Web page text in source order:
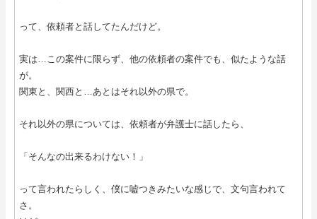
って、依頼者と話してたんだけど。
実は…この案件に限らず、他の依頼者の案件でも、似たような話
が。
関東と、関西と…あとはそれ以外の県で。
それ以外の県については、依頼者が弁護士に話したら、
「そんなの出来るわけない！」
って言われたらしく、僕に嘘つきみたいな感じで、文句言われて
さ。